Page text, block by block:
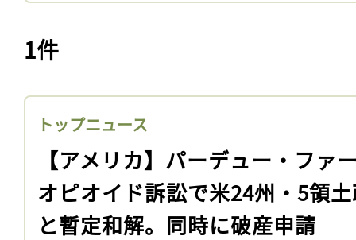
1件
トップニュース
【アメリカ】パーデュー・ファ
オピオイド訴訟で米24州・5領
と暫定和解。同時に破産申請